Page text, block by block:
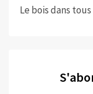
Le bois dans